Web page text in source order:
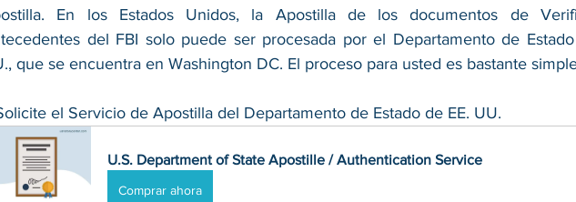
En los Estados Unidos, la Apostilla de los documentos de
del FBI solo puede ser procesada por el Departamento de
que se encuentra en Washington DC. El proceso para usted es bastante
el Servicio de Apostilla del Departamento de Estado de EE. UU.
U.S. Department of State Apostille / Authentication Service
Comprar ahora